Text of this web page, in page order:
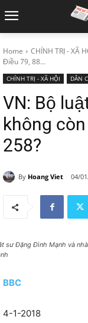
Home CHÍNH TRỊ - XÃ
Điều 79, 88...
CHÍNH TRỊ - XÃ HỘI DÂN
VN: Bộ
không
258?
By Hoang Viet 04/
sư Đặng Đình Mạnh và
BBC
4-1-2018